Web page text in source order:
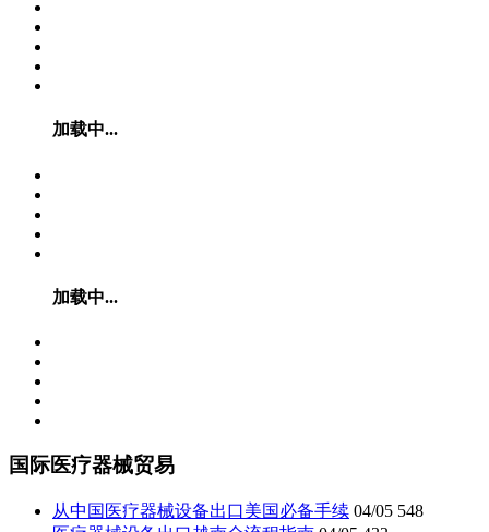
加载中...
加载中...
国际医疗器械贸易
从中国医疗器械设备出口美国必备手续 04/05 548